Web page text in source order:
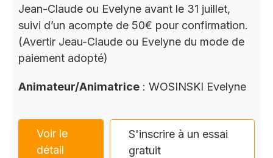
Jean-Claude ou Evelyne avant le 31 juillet,
suivi d’un acompte de 50€ pour confirmation.
(Avertir Jeau-Claude ou Evelyne du mode de
paiement adopté)
Animateur/Animatrice : WOSINSKI Evelyne
Voir le
détail
S'inscrire à un essai
gratuit